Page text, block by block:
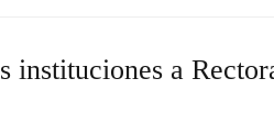
instituciones a